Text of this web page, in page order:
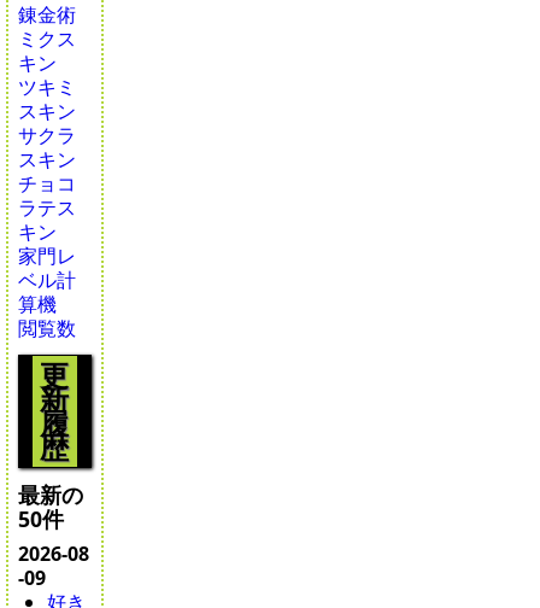
錬金術
ミクス
キン
ツキミ
スキン
サクラ
スキン
チョコ
ラテス
キン
家門レ
ベル計
算機
閲覧数
更
新
履
歴
最新の
50件
2026-08
-09
好き